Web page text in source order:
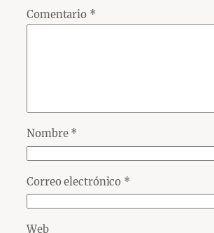
Comentario *
Nombre *
Correo electrónico *
Web